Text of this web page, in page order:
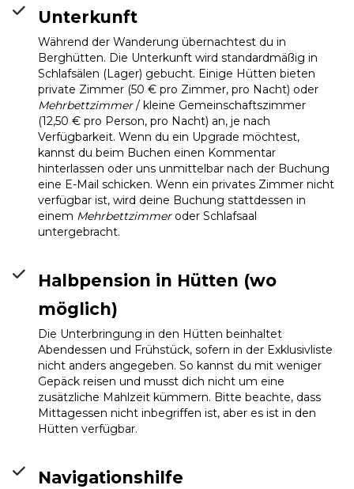
Unterkunft
Während der Wanderung übernachtest du in
Berghütten. Die Unterkunft wird standardmäßig in
Schlafsälen (Lager) gebucht. Einige Hütten bieten
private Zimmer (50 € pro Zimmer, pro Nacht) oder
Mehrbettzimmer/ kleine Gemeinschaftszimmer
(12,50 € pro Person, pro Nacht) an, je nach
Verfügbarkeit. Wenn du ein Upgrade möchtest,
kannst du beim Buchen einen Kommentar
hinterlassen oder uns unmittelbar nach der Buchung
eine E-Mail schicken. Wenn ein privates Zimmer nicht
verfügbar ist, wird deine Buchung stattdessen in
einem Mehrbettzimmeroder Schlafsaal
untergebracht.
Halbpension in Hütten (wo
möglich)
Die Unterbringung in den Hütten beinhaltet
Abendessen und Frühstück, sofern in der Exklusivliste
nicht anders angegeben. So kannst du mit weniger
Gepäck reisen und musst dich nicht um eine
zusätzliche Mahlzeit kümmern. Bitte beachte, dass
Mittagessen nicht inbegriffen ist, aber es ist in den
Hütten verfügbar.
Navigationshilfe